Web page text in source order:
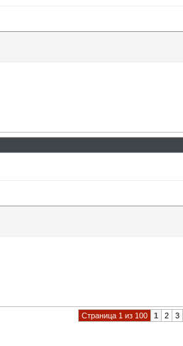
Страница 1 из 100 1 2 3